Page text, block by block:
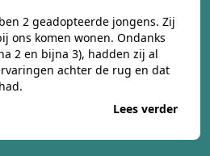
2 geadopteerde jongens. Zij
ons komen wonen. Ondanks
2 en bijna 3), hadden zij al
achter de rug en dat
Lees verder